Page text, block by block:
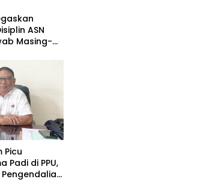
ASN
Masing-
Picu
Padi di PPU,